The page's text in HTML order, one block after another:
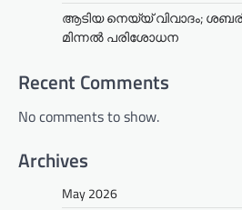
ആടിയ നെയ്യ് വിവാദം;
മിന്നല്‍ പരിശോധന
Recent Comments
No comments to show.
Archives
May 2026